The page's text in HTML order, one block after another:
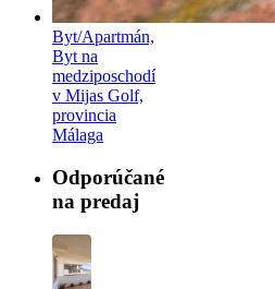
Byt/Apartmán,
Byt na
medziposchodí
v Mijas Golf,
provincia
Málaga
Odporúčané
na predaj